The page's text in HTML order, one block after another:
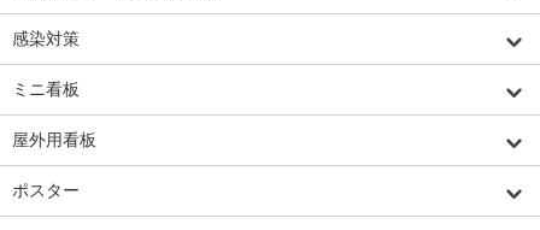
感染対策
ミニ看板
屋外用看板
ポスター